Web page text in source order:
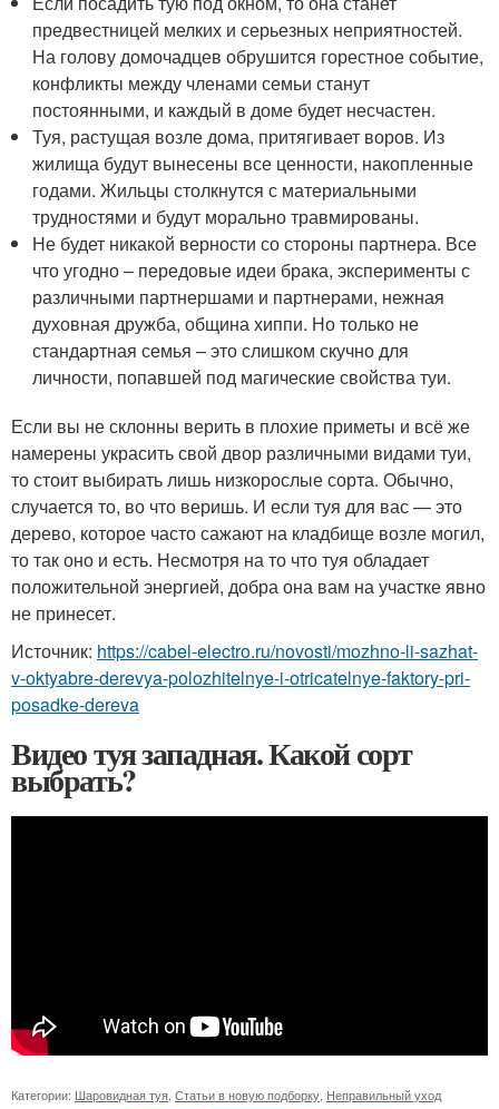
предвестницей мелких и серьезных неприятностей.
На голову домочадцев обрушится горестное событие,
конфликты между членами семьи станут
постоянными, и каждый в доме будет несчастен.
Туя, растущая возле дома, притягивает воров. Из
жилища будут вынесены все ценности, накопленные
годами. Жильцы столкнутся с материальными
трудностями и будут морально травмированы.
Не будет никакой верности со стороны партнера. Все
что угодно – передовые идеи брака, эксперименты с
различными партнершами и партнерами, нежная
духовная дружба, община хиппи. Но только не
стандартная семья – это слишком скучно для
личности, попавшей под магические свойства туи.
Если вы не склонны верить в плохие приметы и всё же
намерены украсить свой двор различными видами туи,
то стоит выбирать лишь низкорослые сорта. Обычно,
случается то, во что веришь. И если туя для вас — это
дерево, которое часто сажают на кладбище возле могил,
то так оно и есть. Несмотря на то что туя обладает
положительной энергией, добра она вам на участке явно
не принесет.
Источник: https://cabel-electro.ru/novosti/mozhno-li-sazhat-
v-oktyabre-derevya-polozhitelnye-i-otricatelnye-faktory-pri-
posadke-dereva
Видео туя западная. Какой сорт
выбрать?
Категории: Шаровидная туя, Статьи в новую подборку, Неправильный уход